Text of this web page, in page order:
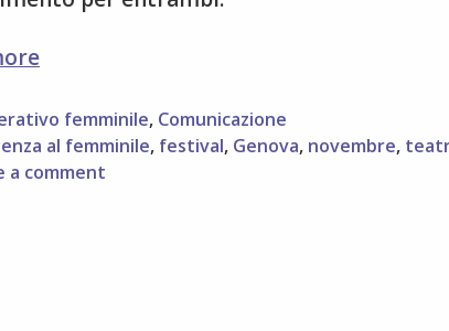
FESTIVAL
AL
FEMMINILE
femminile, Comunicazione
al femminile, festival, Genova, novembre,
a comment